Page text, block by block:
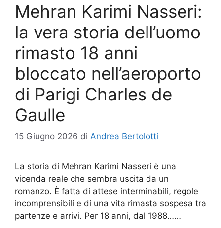
Mehran Karimi Nasseri:
la vera storia dell’uomo
rimasto 18 anni
bloccato nell’aeroporto
di Parigi Charles de
Gaulle
15 Giugno 2026 di Andrea Bertolotti
La storia di Mehran Karimi Nasseri è una
vicenda reale che sembra uscita da un
romanzo. È fatta di attese interminabili, regole
incomprensibili e di una vita rimasta sospesa tra
partenze e arrivi. Per 18 anni, dal 1988……